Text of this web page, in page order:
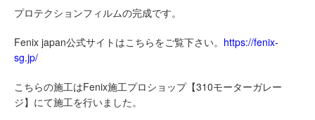
プロテクションフィルムの完成です。
Fenix japan公式サイトはこちらをご覧下さい。 https://fenix-
sg.jp/
こちらの施工はFenix施工プロショップ【310モーターガレー
ジ】にて施工を行いました。